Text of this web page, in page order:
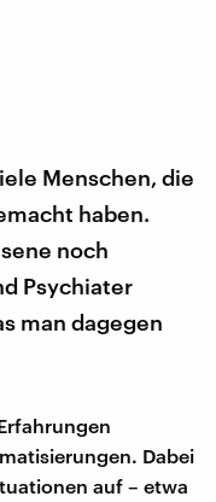
Menschen, die
haben.
noch
Psychiater
man dagegen
Dabei
auf – etwa